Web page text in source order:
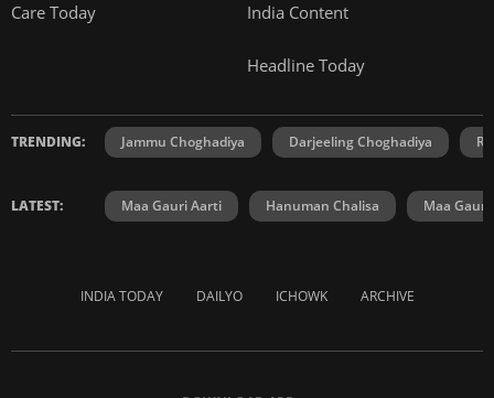
Care Today India Content
Headline Today
TRENDING: Jammu Choghadiya Darjeeling Choghadiya
LATEST: Maa Gauri Aarti Hanuman Chalisa Maa Gauri
INDIA TODAY DAILYO ICHOWK ARCHIVE